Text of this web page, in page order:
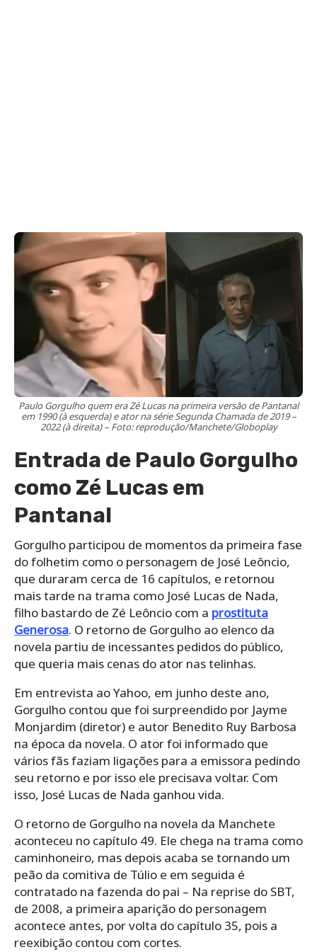
Paulo Gorgulho quem era Zé Lucas na primeira versão de Pantanal
em 1990 (à esquerda) e ator na série Segunda Chamada de 2019 –
2022 (à direita) – Foto: reprodução/Manchete/Globoplay
Entrada de Paulo Gorgulho
como Zé Lucas em
Pantanal
Gorgulho participou de momentos da primeira fase
do folhetim como o personagem de José Leôncio,
que duraram cerca de 16 capítulos, e retornou
mais tarde na trama como José Lucas de Nada,
filho bastardo de Zé Leôncio com a prostituta
Generosa. O retorno de Gorgulho ao elenco da
novela partiu de incessantes pedidos do público,
que queria mais cenas do ator nas telinhas.
Em entrevista ao Yahoo, em junho deste ano,
Gorgulho contou que foi surpreendido por Jayme
Monjardim (diretor) e autor Benedito Ruy Barbosa
na época da novela. O ator foi informado que
vários fãs faziam ligações para a emissora pedindo
seu retorno e por isso ele precisava voltar. Com
isso, José Lucas de Nada ganhou vida.
O retorno de Gorgulho na novela da Manchete
aconteceu no capítulo 49. Ele chega na trama como
caminhoneiro, mas depois acaba se tornando um
peão da comitiva de Túlio e em seguida é
contratado na fazenda do pai – Na reprise do SBT,
de 2008, a primeira aparição do personagem
acontece antes, por volta do capítulo 35, pois a
reexibição contou com cortes.